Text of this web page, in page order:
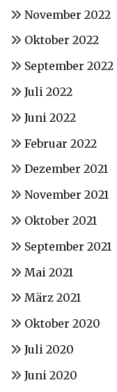
November 2022
Oktober 2022
September 2022
Juli 2022
Juni 2022
Februar 2022
Dezember 2021
November 2021
Oktober 2021
September 2021
Mai 2021
März 2021
Oktober 2020
Juli 2020
Juni 2020